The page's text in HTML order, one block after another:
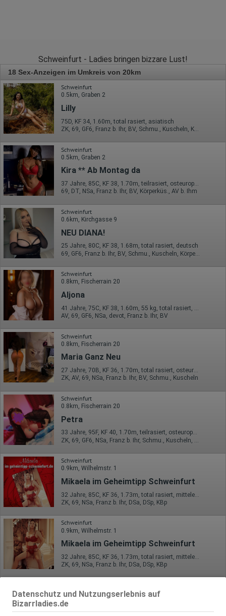
Datenschutz und Nutzungserlebnis auf
Bizarrladies.de
Schweinfurt - Ladies bringen bizzare Lust!
18 Sex-Anzeigen im Umkreis von 20km
Schweinfurt
0.5km, Graben 2
Lilly
75D, KF 34, 1.60m, total rasiert, asiatisch
ZK, 69, GF6, Franz b. Ihr, BV, Schmu., Kuscheln, Körperküs.
Schweinfurt
0.5km, Graben 2
Kira ** Ab Montag da
37 Jahre, 85C, KF 38, 1.70m, teilrasiert, osteuropäisch
69, DT, NSa, Franz b. Ihr, BV, Körperküs., AV b. Ihm
Schweinfurt
0.6km, Kirchgasse 9
NEU DIANA!
25 Jahre, 80C, KF 38, 1.68m, total rasiert, deutsch
Schweinfurt
0.8km, Fischerrain 20
Aljona
AV, 69, GF6, NSa, devot, Franz b. Ihr, BV
Schweinfurt
0.8km, Fischerrain 20
Maria Ganz Neu
27 Jahre, 70B, KF 36, 1.70m, total rasiert, osteuropäisch
ZK, AV, 69, NSa, Franz b. Ihr, BV, Schmu., Kuscheln
Schweinfurt
0.8km, Fischerrain 20
Petra
33 Jahre, 95F, KF 40, 1.70m, teilrasiert, osteuropäisch
Schweinfurt
0.9km, Wilhelmstr. 1
Mikaela im Geheimtipp Schweinfurt
ZK, 69, NSa, Franz b. Ihr, DSa, DSp, KBp
Schweinfurt
0.9km, Wilhelmstr. 1
Mikaela im Geheimtipp Schweinfurt
32 Jahre, 85C, KF 36, 1.73m, total rasiert, mitteleuropäisch
ZK, 69, NSa, Franz b. Ihr, DSa, DSp, KBp
Evelyn 24H Hot Girl (18J+)
80C, KF 38, 1.68m, total rasiert, osteuropäisch